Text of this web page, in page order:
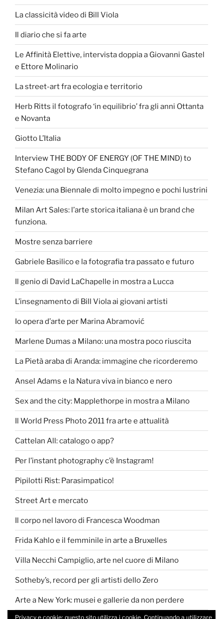
La classicità video di Bill Viola
Il diario che si fa arte
Le Affinità Elettive, intervista doppia a Giovanni Gastel
e Ettore Molinario
La street-art fra ecologia e territorio
Herb Ritts il fotografo ‘in equilibrio’ fra gli anni Ottanta
e Novanta
Giotto L’Italia
Interview THE BODY OF ENERGY (OF THE MIND) to
Stefano Cagol by Glenda Cinquegrana
Venezia: una Biennale di molto impegno e pochi lustrini
Milan Art Sales: l’arte storica italiana è un brand che
funziona.
Mostre senza barriere
Gabriele Basilico e la fotografia tra passato e futuro
Il genio di David LaChapelle in mostra a Lucca
L’insegnamento di Bill Viola ai giovani artisti
Io opera d’arte per Marina Abramović
Marlene Dumas a Milano: una mostra poco riuscita
La Pietà araba di Aranda: immagine che ricorderemo
Ansel Adams e la Natura viva in bianco e nero
Sex and the city: Mapplethorpe in mostra a Milano
Il World Press Photo 2011 fra arte e attualità
Cattelan All: catalogo o app?
Per l’instant photography c’è Instagram!
Pipilotti Rist: Parasimpatico!
Street Art e mercato
Il corpo nel lavoro di Francesca Woodman
Frida Kahlo e il femminile in arte a Bruxelles
Villa Necchi Campiglio, arte nel cuore di Milano
Sotheby’s, record per gli artisti dello Zero
Arte a New York: musei e gallerie da non perdere
Privacy e cookie: questo sito utilizza i cookie. Continuando a utilizzare